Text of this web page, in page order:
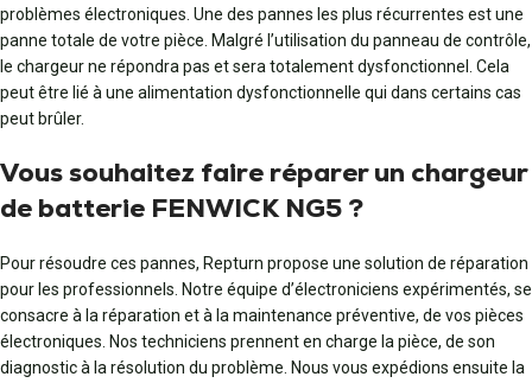
problèmes électroniques. Une des pannes les plus récurrentes est une
panne totale de votre pièce. Malgré l’utilisation du panneau de contrôle,
le chargeur ne répondra pas et sera totalement dysfonctionnel. Cela
peut être lié à une alimentation dysfonctionnelle qui dans certains cas
peut brûler.
Vous souhaitez faire réparer un chargeur
de batterie FENWICK NG5 ?
Pour résoudre ces pannes, Repturn propose une solution de réparation
pour les professionnels. Notre équipe d’électroniciens expérimentés, se
consacre à la réparation et à la maintenance préventive, de vos pièces
électroniques. Nos techniciens prennent en charge la pièce, de son
diagnostic à la résolution du problème. Nous vous expédions ensuite la